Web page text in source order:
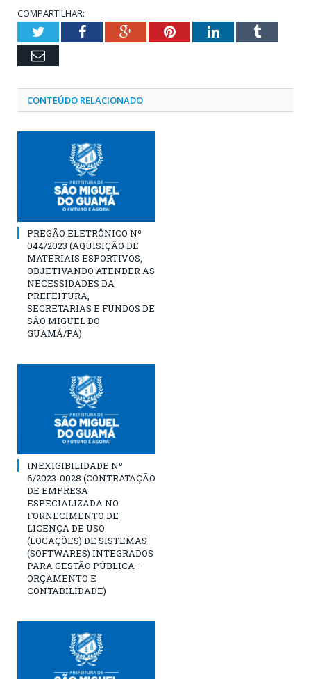
COMPARTILHAR:
TwitterFacebookGoogle+PinterestLinkedInTumblr
Email
CONTEÚDO RELACIONADO
PREGÃO ELETRÔNICO Nº
044/2023 (AQUISIÇÃO DE
MATERIAIS ESPORTIVOS,
OBJETIVANDO ATENDER AS
NECESSIDADES DA
PREFEITURA,
SECRETARIAS E FUNDOS DE
SÃO MIGUEL DO
GUAMÁ/PA)
INEXIGIBILIDADE Nº
6/2023-0028 (CONTRATAÇÃO
DE EMPRESA
ESPECIALIZADA NO
FORNECIMENTO DE
LICENÇA DE USO
(LOCAÇÕES) DE SISTEMAS
(SOFTWARES) INTEGRADOS
PARA GESTÃO PÚBLICA –
ORÇAMENTO E
CONTABILIDADE)